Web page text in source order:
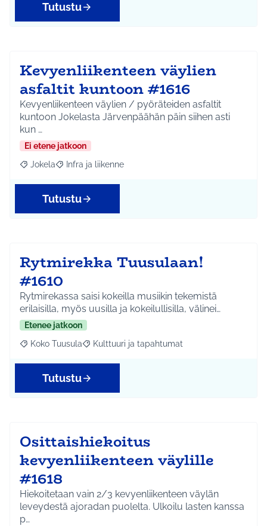
Tutustu
Kevyenliikenteen väylien
asfaltit kuntoon #1616
Kevyenliikenteen väylien / pyöräteiden asfaltit
kuntoon Jokelasta Järvenpäähän päin siihen asti
kun …
Ei etene jatkoon
Rajaa tulokset aihepiirin mukaan: Jokela
Jokela Rajaa tulokset teeman mukaan: Infra ja liikenne
Infra ja liikenne
Tutustu
Rytmirekka Tuusulaan!
#1610
Rytmirekassa saisi kokeilla musiikin tekemistä
erilaisilla, myös uusilla ja kokeilullisilla, välinei…
Etenee jatkoon
Rajaa tulokset aihepiirin mukaan: Koko Tuusula
Koko Tuusula Rajaa tulokset teeman mukaan: Kulttuuri ja
Kulttuuri ja tapahtumat
Tutustu
Osittaishiekoitus
kevyenliikenteen väylille
#1618
Hiekoitetaan vain 2/3 kevyenliikenteen väylän
leveydestä ajoradan puolelta. Ulkoilu lasten kanssa
p…